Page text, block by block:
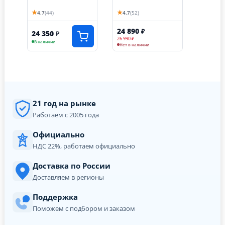
★4.7(44)
24 350 ₽
В наличии
★4.7(52)
24 890 ₽
26 990 ₽
Нет в наличии
21 год на рынке
Работаем с 2005 года
Официально
НДС 22%, работаем официально
Доставка по России
Доставляем в регионы
Поддержка
Поможем с подбором и заказом